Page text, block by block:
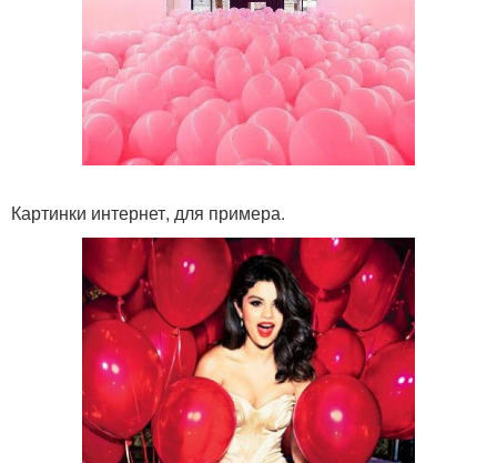
Картинки интернет, для примера.